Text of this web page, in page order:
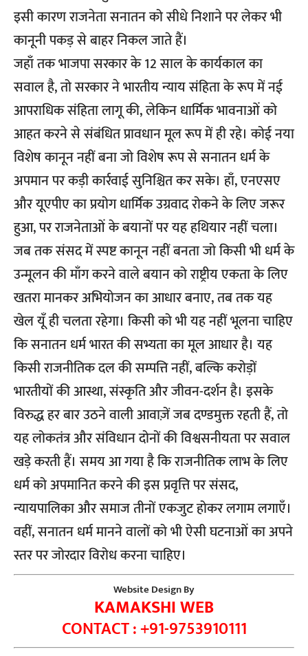
इसी कारण राजनेता सनातन को सीधे निशाने पर लेकर भी
कानूनी पकड़ से बाहर निकल जाते हैं।
जहाँ तक भाजपा सरकार के 12 साल के कार्यकाल का
सवाल है, तो सरकार ने भारतीय न्याय संहिता के रूप में नई
आपराधिक संहिता लागू की, लेकिन धार्मिक भावनाओं को
आहत करने से संबंधित प्रावधान मूल रूप में ही रहे। कोई नया
विशेष कानून नहीं बना जो विशेष रूप से सनातन धर्म के
अपमान पर कड़ी कार्रवाई सुनिश्चित कर सके। हाँ, एनएसए
और यूएपीए का प्रयोग धार्मिक उग्रवाद रोकने के लिए जरूर
हुआ, पर राजनेताओं के बयानों पर यह हथियार नहीं चला।
जब तक संसद में स्पष्ट कानून नहीं बनता जो किसी भी धर्म के
उन्मूलन की माँग करने वाले बयान को राष्ट्रीय एकता के लिए
खतरा मानकर अभियोजन का आधार बनाए, तब तक यह
खेल यूँ ही चलता रहेगा। किसी को भी यह नहीं भूलना चाहिए
कि सनातन धर्म भारत की सभ्यता का मूल आधार है। यह
किसी राजनीतिक दल की सम्पत्ति नहीं, बल्कि करोड़ों
भारतीयों की आस्था, संस्कृति और जीवन-दर्शन है। इसके
विरुद्ध हर बार उठने वाली आवाज़ें जब दण्डमुक्त रहती हैं, तो
यह लोकतंत्र और संविधान दोनों की विश्वसनीयता पर सवाल
खड़े करती हैं। समय आ गया है कि राजनीतिक लाभ के लिए
धर्म को अपमानित करने की इस प्रवृत्ति पर संसद,
न्यायपालिका और समाज तीनों एकजुट होकर लगाम लगाएँ।
वहीं, सनातन धर्म मानने वालों को भी ऐसी घटनाओं का अपने
स्तर पर जोरदार विरोध करना चाहिए।
Website Design By
KAMAKSHI WEB
CONTACT : +91-9753910111